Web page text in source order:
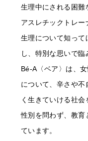
生理中にされる困
アスレチックトレー
生理について知って
し、特別な思いで臨
Bé-A〈ベア〉は、
について、辛さや
く生きていける社会
性別を問わず、教育
ています。